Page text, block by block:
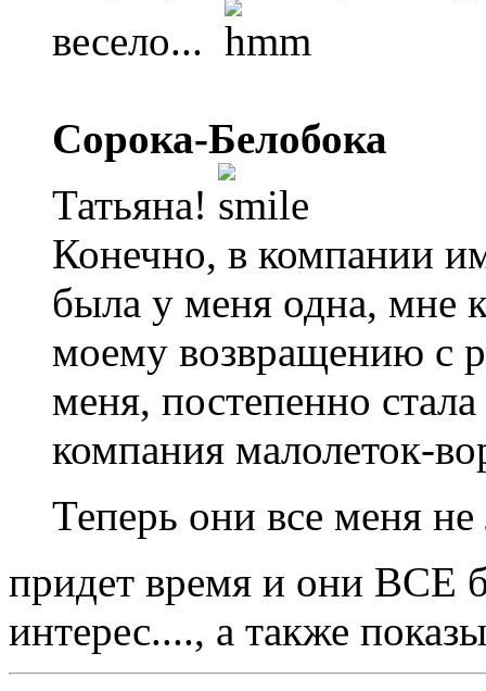
весело...
Сорока-Белобока
Татьяна!
Конечно, в компании
была у меня одна, мне
моему возвращению с
меня, постепенно
компания малолеток-
Теперь они все меня
придет время и они ВСЕ
интерес...., а также